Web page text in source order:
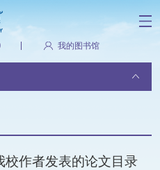
我的图书馆
校作者发表的论文目录